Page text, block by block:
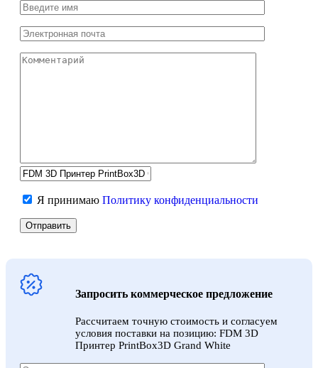
Я принимаю Политику конфиденциальности
Запросить коммерческое предложение
Рассчитаем точную стоимость и согласуем
условия поставки на позицию: FDM 3D
Принтер PrintBox3D Grand White